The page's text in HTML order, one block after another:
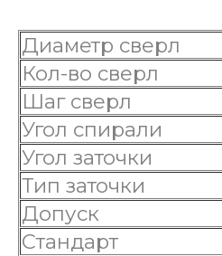
Диаметр сверл
Кол-во сверл
Шаг сверл
Угол спирали
Угол заточки
Тип заточки
Допуск
Стандарт